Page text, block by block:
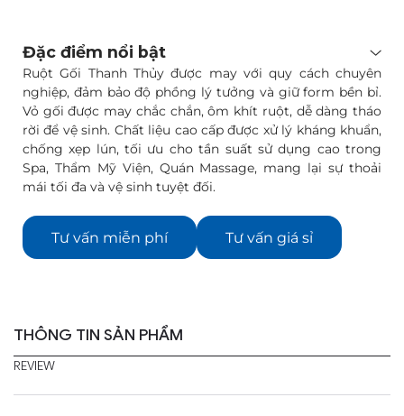
Đặc điểm nổi bật
Ruột Gối Thanh Thủy được may với quy cách chuyên
nghiệp, đảm bảo độ phồng lý tưởng và giữ form bền bỉ.
Vỏ gối được may chắc chắn, ôm khít ruột, dễ dàng tháo
rời để vệ sinh. Chất liệu cao cấp được xử lý kháng khuẩn,
chống xẹp lún, tối ưu cho tần suất sử dụng cao trong
Spa, Thẩm Mỹ Viện, Quán Massage, mang lại sự thoải
mái tối đa và vệ sinh tuyệt đối.
Tư vấn miễn phí Tư vấn giá sỉ
THÔNG TIN SẢN PHẨM
REVIEW